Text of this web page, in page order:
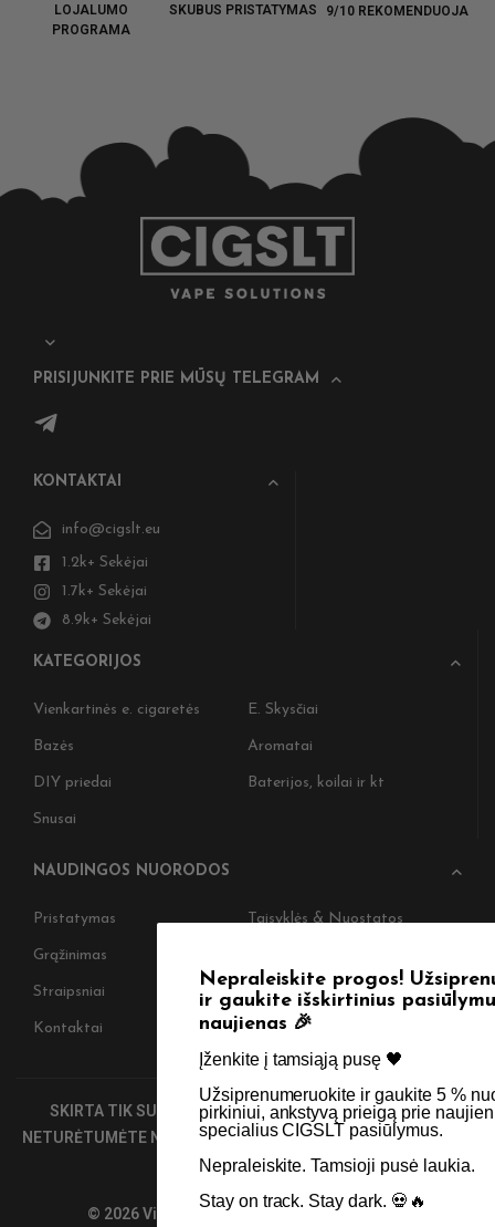
LOJALUMO
PROGRAMA
SKUBUS PRISTATYMAS 9/10 REKOMENDUOJA
PRISIJUNKITE PRIE MŪSŲ TELEGRAM
KONTAKTAI
info@cigslt.eu
1.2k+ Sekėjai
1.7k+ Sekėjai
8.9k+ Sekėjai
KATEGORIJOS
Vienkartinės e. cigaretės E. Skysčiai
Bazės Aromatai
DIY priedai Baterijos, koilai ir kt
Snusai
NAUDINGOS NUORODOS
Pristatymas Taisyklės & Nuostatos
Grąžinimas
Straipsniai Apie Mus
Kontaktai Didmenos užklausos
SKIRTA TIK SUAUGUSIEMS NIKOTINO VARTOTOJAMS.
NETURĖTUMĖTE NAUDOTI ŠIŲ PRODUKTŲ, JEI NEVARTOJATE
NIKOTINO.
© 2026 Visos teisės saugomos - CigsLT.app
Nepraleiskite progos! Užsiprenumeruokite
ir gaukite išskirtinius pasiūlymus bei
naujienas 🎉
Įženkite į tamsiąją pusę 🖤 ​
Užsiprenumeruokite ir gaukite 5 % nuolaidą kitam
pirkiniui, ankstyvą prieigą prie naujienų bei
specialius CIGSLT pasiūlymus. ​
Nepraleiskite. Tamsioji pusė laukia.
Stay on track. Stay dark. 💀🔥